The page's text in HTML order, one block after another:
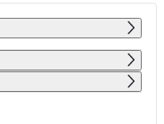
PÁ SO NE
4 5 6
4 089
11 12 13